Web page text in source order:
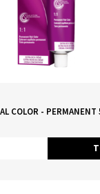
COLOR -